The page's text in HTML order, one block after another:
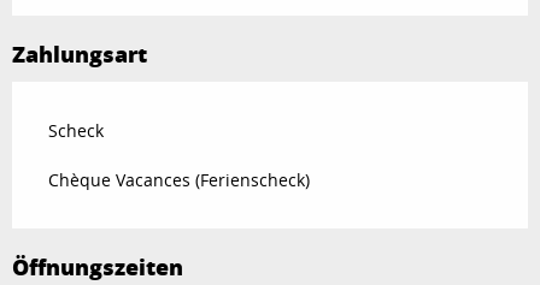
Zahlungsart
Scheck
Chèque Vacances (Ferienscheck)
Öffnungszeiten